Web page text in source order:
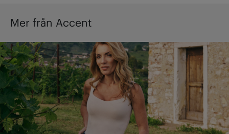
Mer från Accent